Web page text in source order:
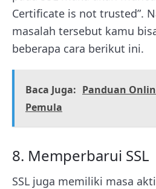
Certificate is not trusted”.
masalah tersebut kamu
beberapa cara berikut ini.
Baca Juga: Panduan
Pemula
8. Memperbarui SSL
SSL juga memiliki masa